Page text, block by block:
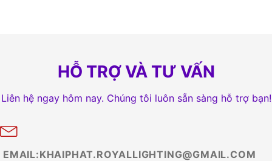
HỖ TRỢ VÀ TƯ VẤN
Liên hệ ngay hôm nay. Chúng tôi luôn sẵn sàng hỗ trợ bạn!
EMAIL:KHAIPHAT.ROYALLIGHTING@GMAIL.COM